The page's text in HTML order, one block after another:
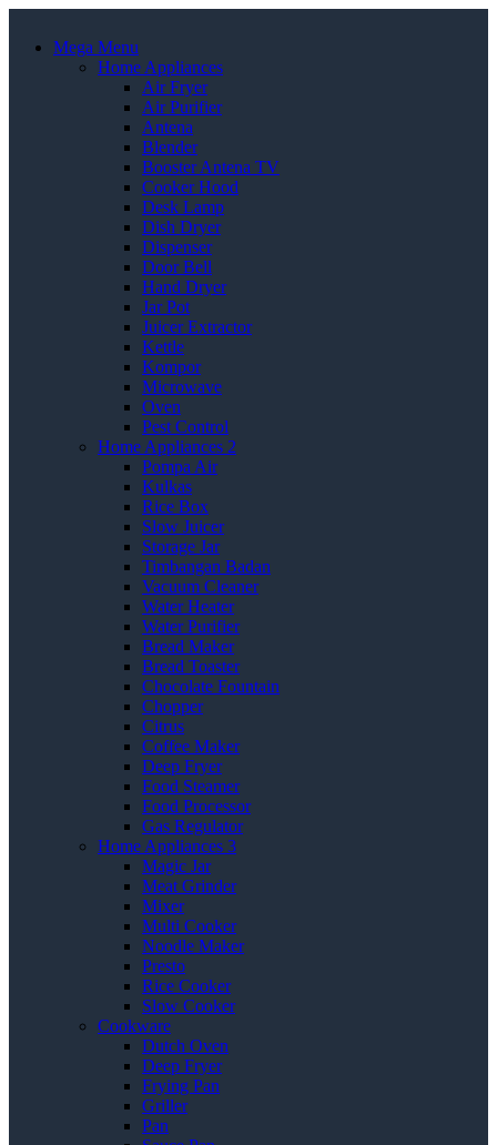
Mega Menu
Home Appliances
Air Fryer
Air Purifier
Antena
Blender
Booster Antena TV
Cooker Hood
Desk Lamp
Dish Dryer
Dispenser
Door Bell
Hand Dryer
Jar Pot
Juicer Extractor
Kettle
Kompor
Microwave
Oven
Pest Control
Home Appliances 2
Pompa Air
Kulkas
Rice Box
Slow Juicer
Storage Jar
Timbangan Badan
Vacuum Cleaner
Water Heater
Water Purifier
Bread Maker
Bread Toaster
Chocolate Fountain
Chopper
Citrus
Coffee Maker
Deep Fryer
Food Steamer
Food Processor
Gas Regulator
Home Appliances 3
Magic Jar
Meat Grinder
Mixer
Multi Cooker
Noodle Maker
Presto
Rice Cooker
Slow Cooker
Cookware
Dutch Oven
Deep Fryer
Frying Pan
Griller
Pan